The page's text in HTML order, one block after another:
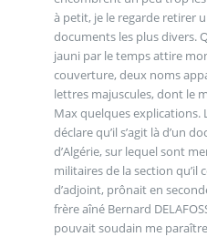
à petit, je le regarde retirer
documents les plus divers.
jauni par le temps attire
couverture, deux noms
lettres majuscules, dont le
Max quelques explications.
déclare qu’il s’agit là d’un
d’Algérie, sur lequel sont
militaires de la section qu’il
d’adjoint, prônait en
frère aîné Bernard
pouvait soudain me